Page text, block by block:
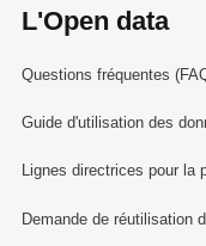
L'Open data
Questions fréquentes
Guide d'utilisation des
Lignes directrices pour la
Demande de réutilisation